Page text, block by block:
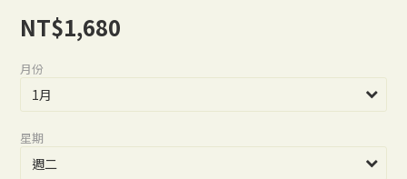
NT$1,680
月份
星期